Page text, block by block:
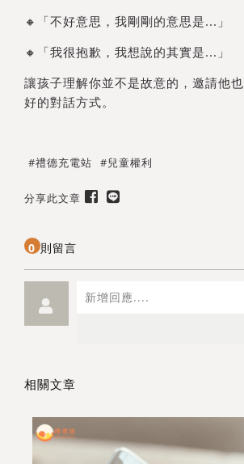
🔸「不好意思，我剛剛的意思是...」
🔸「我很抱歉，我想說的其實是...」
讓孩子理解你並不是故意的，邀請他
好的對話方式。
禮德充電站 兒童權利
分享此文章
0 則留言
相關文章